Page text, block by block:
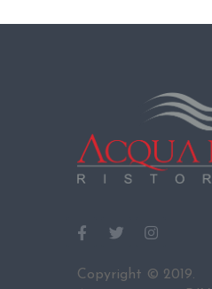
Copyright © 2019.